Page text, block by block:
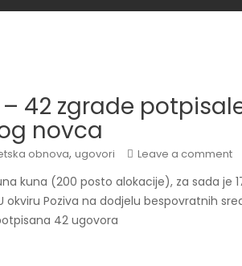
42 zgrade
novca
obnova, ugovori Leave a comment
kuna (200 posto alokacije), za sada je
okviru Poziva na dodjelu bespovratnih
42 ugovora